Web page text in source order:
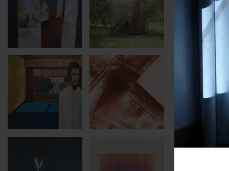
categoria
soggetto
tags
base